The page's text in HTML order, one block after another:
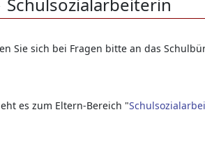
Schulsozialarbeiterin
Sie sich bei Fragen bitte an das
es zum Eltern-Bereich "